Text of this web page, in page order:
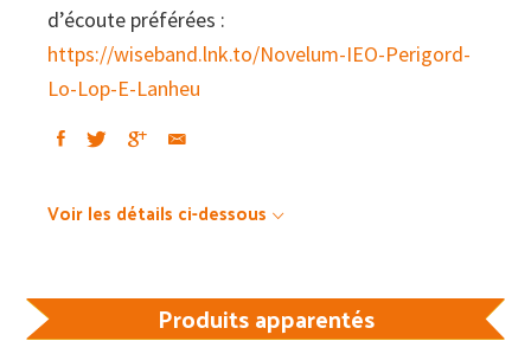
d’écoute préférées :
https://wiseband.lnk.to/Novelum-IEO-Perigord-
Lo-Lop-E-Lanheu
Voir les détails ci-dessous
Produits apparentés